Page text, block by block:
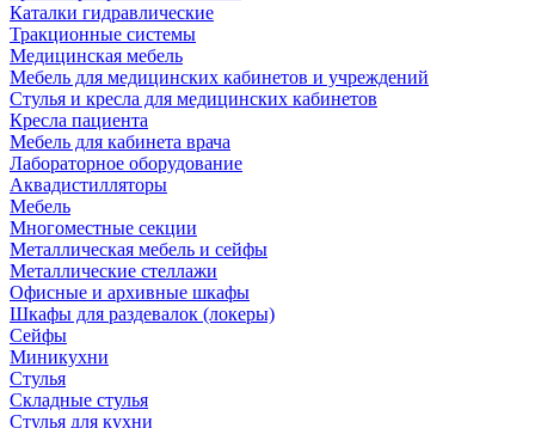
Каталки гидравлические
Тракционные системы
Медицинская мебель
Мебель для медицинских кабинетов и учреждений
Стулья и кресла для медицинских кабинетов
Кресла пациента
Мебель для кабинета врача
Лабораторное оборудование
Аквадистилляторы
Мебель
Многоместные секции
Металлическая мебель и сейфы
Металлические стеллажи
Офисные и архивные шкафы
Шкафы для раздевалок (локеры)
Сейфы
Миникухни
Стулья
Складные стулья
Стулья для кухни